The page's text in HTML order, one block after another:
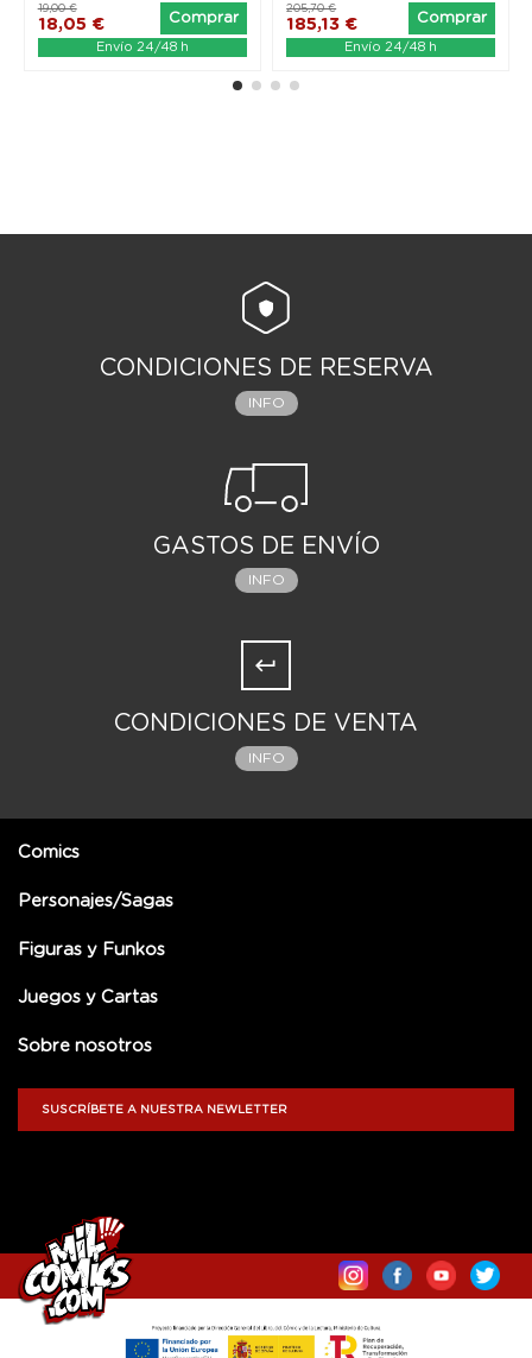
18,05 €
19,00 €
Comprar
Envío 24/48 h
185,13 €
205,70 €
Comprar
Envío 24/48 h
CONDICIONES DE RESERVA
INFO
GASTOS DE ENVÍO
INFO
CONDICIONES DE VENTA
INFO
Comics
Personajes/Sagas
Figuras y Funkos
Juegos y Cartas
Sobre nosotros
SUSCRÍBETE A NUESTRA NEWLETTER